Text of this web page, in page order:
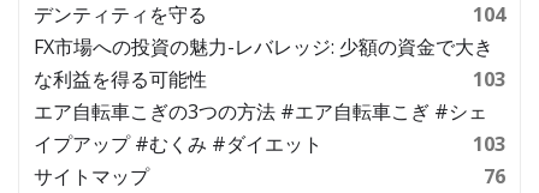
デンティティを守る
104
FX市場への投資の魅力-レバレッジ: 少額の資金で大き
な利益を得る可能性
103
エア自転車こぎの3つの方法 #エア自転車こぎ #シェ
イプアップ #むくみ #ダイエット
103
サイトマップ
76